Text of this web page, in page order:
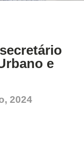
e
2024